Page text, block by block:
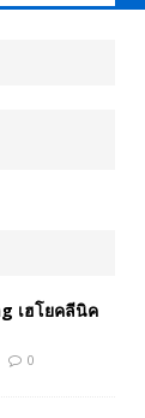
เฮโยคลีนิค
0